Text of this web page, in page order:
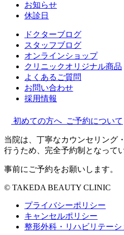
お知らせ
休診日
ドクターブログ
スタッフブログ
オンラインショップ
クリニックオリジナル商品
よくあるご質問
お問い合わせ
採用情報
初めての方へ ご予約について
当院は、丁寧なカウンセリング
行うため、完全予約制となって
事前にご予約をお願いします。
© TAKEDA BEAUTY CLINIC
プライバシーポリシー
キャンセルポリシー
整形外科・リハビリテーシ